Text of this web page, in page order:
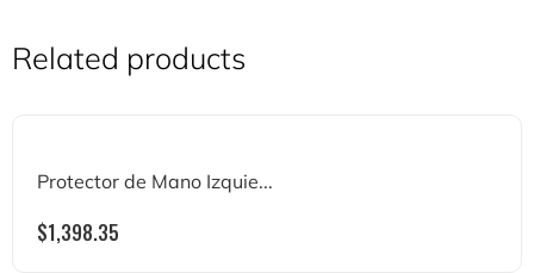
Related products
Protector de Mano Izquie...
$1,398.35